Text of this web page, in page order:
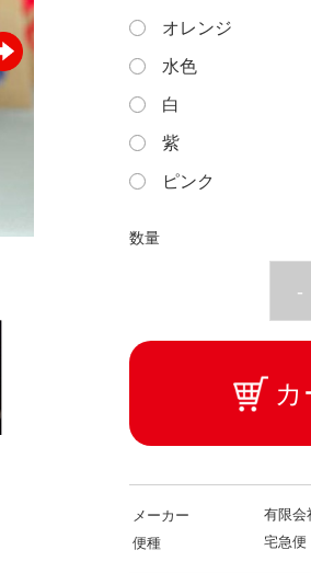
オレンジ
水色
白
紫
ピンク
数量
-
カ
メーカー
有限会
便種
宅急便